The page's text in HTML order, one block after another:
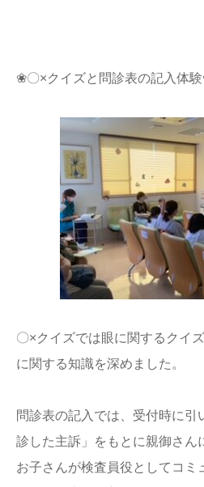
❀〇×クイズと問診表の記入体
〇×クイズでは眼に関するクイ
に関する知識を深めました。
問診表の記入では、受付時に引
診した主訴」をもとに親御さん
お子さんが検査員役としてコミ